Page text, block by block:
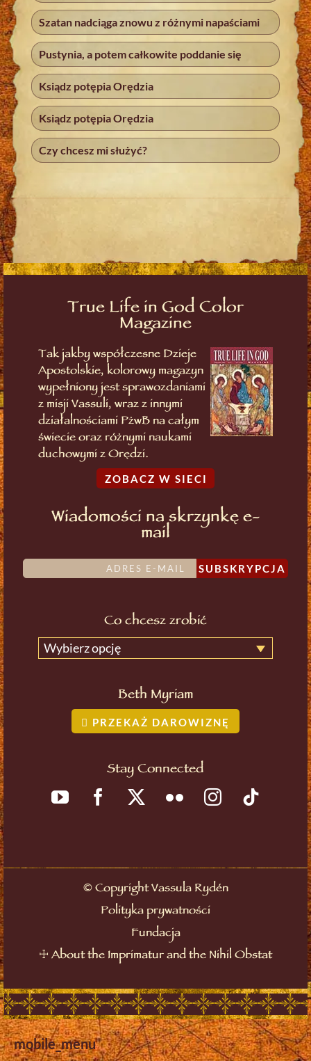
Szatan nadciąga znowu z różnymi napaściami
Pustynia, a potem całkowite poddanie się
Ksiądz potępia Orędzia
Ksiądz potępia Orędzia
Czy chcesz mi służyć?
True Life in God Color
Magazine
Tak jakby współczesne Dzieje
Apostolskie, kolorowy magazyn
wypełniony jest sprawozdaniami
z misji Vassuli, wraz z innymi
działalnościami PżwB na całym
świecie oraz różnymi naukami
duchowymi z Orędzi.
ZOBACZ W SIECI
Wiadomości na skrzynkę e-
mail
SUBSKRYPCJA
Co chcesz zrobić
Wybierz opcję
Beth Myriam
PRZEKAŻ DAROWIZNĘ
Stay Connected
©Copyright Vassula Rydén
Polityka prywatności
Fundacja
☩ About the Imprimatur and the Nihil Obstat
mobile_menu